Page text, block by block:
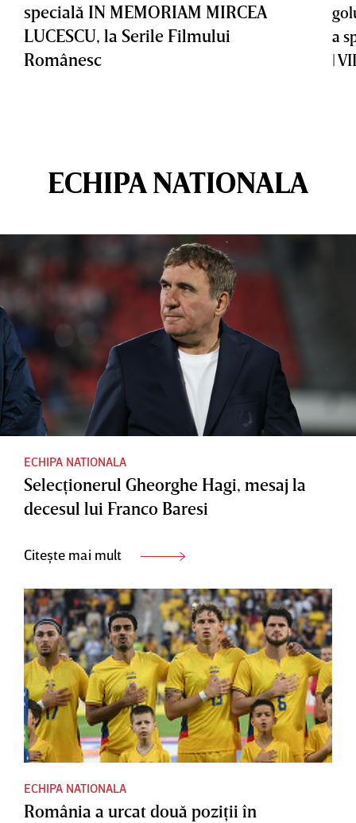
specială IN MEMORIAM MIRCEA
LUCESCU, la Serile Filmului
Românesc
a
|
ECHIPA NATIONALA
ECHIPA NATIONALA
Selecţionerul Gheorghe Hagi, mesaj la
decesul lui Franco Baresi
Citește mai mult
ECHIPA NATIONALA
România a urcat două poziţii în